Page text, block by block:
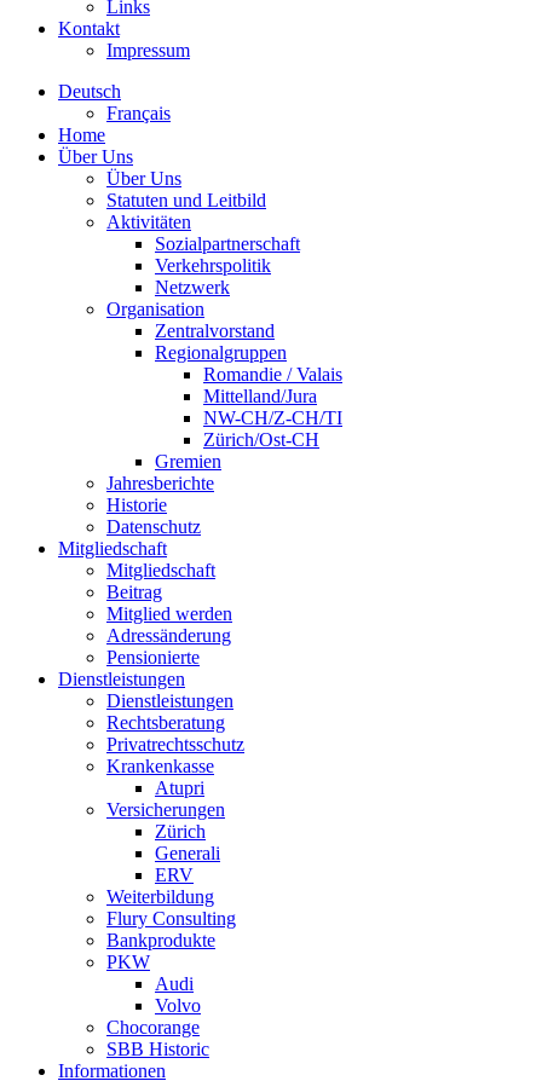
Links
Kontakt
Impressum
Deutsch
Français
Home
Über Uns
Über Uns
Statuten und Leitbild
Aktivitäten
Sozialpartnerschaft
Verkehrspolitik
Netzwerk
Organisation
Zentralvorstand
Regionalgruppen
Romandie / Valais
Mittelland/Jura
NW-CH/Z-CH/TI
Zürich/Ost-CH
Gremien
Jahresberichte
Historie
Datenschutz
Mitgliedschaft
Mitgliedschaft
Beitrag
Mitglied werden
Adressänderung
Pensionierte
Dienstleistungen
Dienstleistungen
Rechtsberatung
Privatrechtsschutz
Krankenkasse
Atupri
Versicherungen
Zürich
Generali
ERV
Weiterbildung
Flury Consulting
Bankprodukte
PKW
Audi
Volvo
Chocorange
SBB Historic
Informationen